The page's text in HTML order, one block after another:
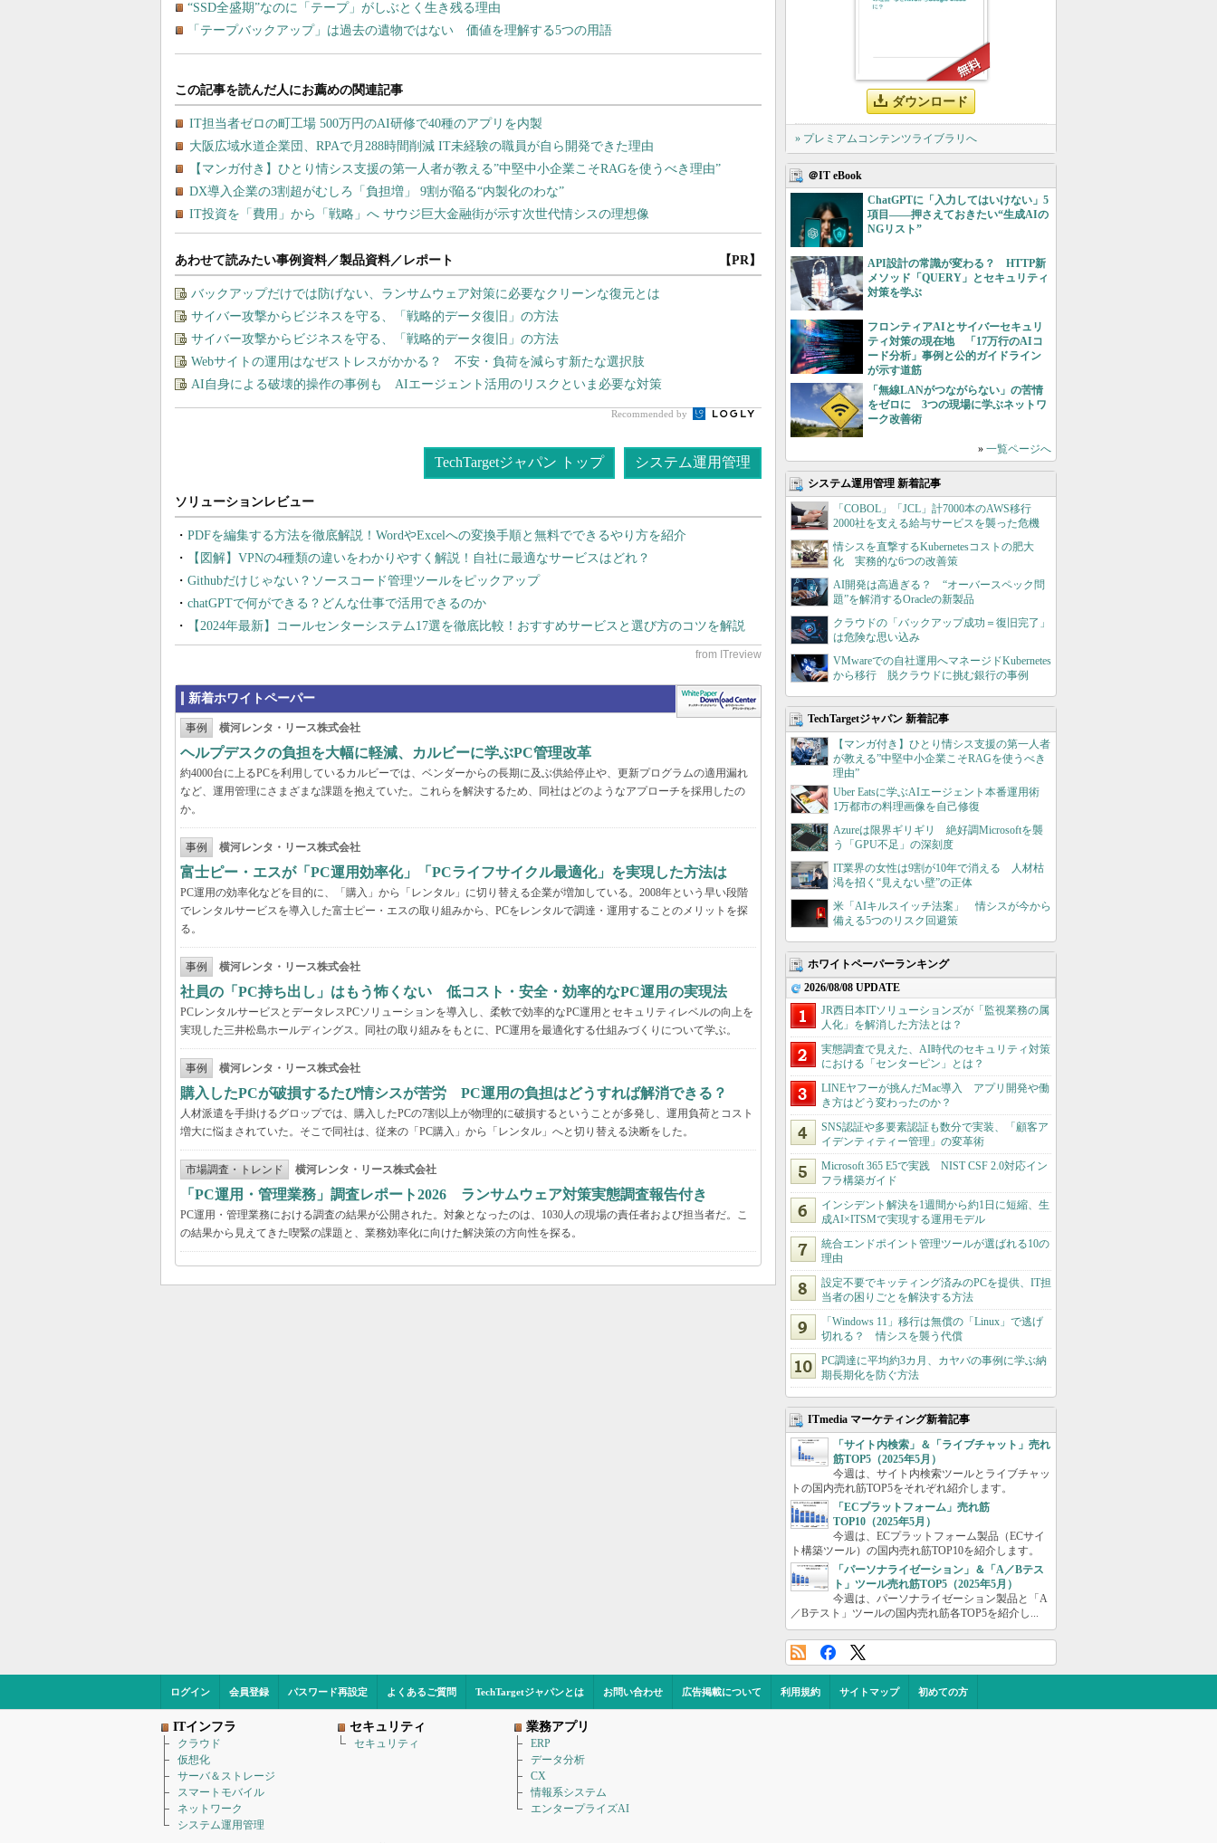
“SSD全盛期”なのに「テープ」がしぶとく生き残る理由
「テープバックアップ」は過去の遺物ではない 価値を理解する5つの用語
あわせて読みたい事例資料／製品資料／レポート 【PR】
バックアップだけでは防げない、ランサムウェア対策に必要なクリーンな復元とは
サイバー攻撃からビジネスを守る、「戦略的データ復旧」の方法
サイバー攻撃からビジネスを守る、「戦略的データ復旧」の方法
Webサイトの運用はなぜストレスがかかる？ 不安・負荷を減らす新たな選択肢
AI自身による破壊的操作の事例も AIエージェント活用のリスクといま必要な対策
Recommended by
TechTargetジャパン トップ システム運用管理
PDFを編集する方法を徹底解説！WordやExcelへの変換手順と無料でできるやり方を紹介
【図解】VPNの4種類の違いをわかりやすく解説！自社に最適なサービスはどれ？
Githubだけじゃない？ソースコード管理ツールをピックアップ
chatGPTで何ができる？どんな仕事で活用できるのか
【2024年最新】コールセンターシステム17選を徹底比較！おすすめサービスと選び方のコツを解説
新着ホワイトペーパー
事例 横河レンタ・リース株式会社
ヘルプデスクの負担を大幅に軽減、カルビーに学ぶPC管理改革
約4000台に上るPCを利用しているカルビーでは、ベンダーからの長期に及ぶ供給停止や、更新プログラムの適用漏れ
など、運用管理にさまざまな課題を抱えていた。これらを解決するため、同社はどのようなアプローチを採用したの
か。
事例 横河レンタ・リース株式会社
富士ピー・エスが「PC運用効率化」「PCライフサイクル最適化」を実現した方法は
PC運用の効率化などを目的に、「購入」から「レンタル」に切り替える企業が増加している。2008年という早い段階
でレンタルサービスを導入した富士ピー・エスの取り組みから、PCをレンタルで調達・運用することのメリットを探
る。
事例 横河レンタ・リース株式会社
社員の「PC持ち出し」はもう怖くない 低コスト・安全・効率的なPC運用の実現法
PCレンタルサービスとデータレスPCソリューションを導入し、柔軟で効率的なPC運用とセキュリティレベルの向上を
実現した三井松島ホールディングス。同社の取り組みをもとに、PC運用を最適化する仕組みづくりについて学ぶ。
事例 横河レンタ・リース株式会社
購入したPCが破損するたび情シスが苦労 PC運用の負担はどうすれば解消できる？
人材派遣を手掛けるグロップでは、購入したPCの7割以上が物理的に破損するということが多発し、運用負荷とコスト
増大に悩まされていた。そこで同社は、従来の「PC購入」から「レンタル」へと切り替える決断をした。
市場調査・トレンド 横河レンタ・リース株式会社
「PC運用・管理業務」調査レポート2026 ランサムウェア対策実態調査報告付き
PC運用・管理業務における調査の結果が公開された。対象となったのは、1030人の現場の責任者および担当者だ。こ
の結果から見えてきた喫緊の課題と、業務効率化に向けた解決策の方向性を探る。
ダウンロード
» プレミアムコンテンツライブラリへ
＠IT eBook
ChatGPTに「入力してはいけない」5
項目――押さえておきたい“生成AIの
NGリスト”
API設計の常識が変わる？ HTTP新
メソッド「QUERY」とセキュリティ
対策を学ぶ
フロンティアAIとサイバーセキュリ
ティ対策の現在地 「17万行のAIコ
ード分析」事例と公的ガイドライン
が示す道筋
「無線LANがつながらない」の苦情
をゼロに 3つの現場に学ぶネットワ
ーク改善術
» 一覧ページへ
システム運用管理 新着記事
「COBOL」「JCL」計7000本のAWS移行
2000社を支える給与サービスを襲った危機
情シスを直撃するKubernetesコストの肥大
化 実務的な6つの改善策
AI開発は高過ぎる？ “オーバースペック問
題”を解消するOracleの新製品
クラウドの「バックアップ成功＝復旧完了」
は危険な思い込み
VMwareでの自社運用へマネージドKubernetes
から移行 脱クラウドに挑む銀行の事例
TechTargetジャパン 新着記事
【マンガ付き】ひとり情シス支援の第一人者
が教える”中堅中小企業こそRAGを使うべき
理由”
Uber Eatsに学ぶAIエージェント本番運用術
1万都市の料理画像を自己修復
Azureは限界ギリギリ 絶好調Microsoftを襲
う「GPU不足」の深刻度
IT業界の女性は9割が10年で消える 人材枯
渇を招く“見えない壁”の正体
米「AIキルスイッチ法案」 情シスが今から
備える5つのリスク回避策
ホワイトペーパーランキング
2026/08/08 UPDATE
JR西日本ITソリューションズが「監視業務の属
人化」を解消した方法とは？
実態調査で見えた、AI時代のセキュリティ対策
における「センターピン」とは？
LINEヤフーが挑んだMac導入 アプリ開発や働
き方はどう変わったのか？
SNS認証や多要素認証も数分で実装、「顧客ア
イデンティティー管理」の変革術
Microsoft 365 E5で実践 NIST CSF 2.0対応イン
フラ構築ガイド
インシデント解決を1週間から約1日に短縮、生
成AI×ITSMで実現する運用モデル
統合エンドポイント管理ツールが選ばれる10の
理由
設定不要でキッティング済みのPCを提供、IT担
当者の困りごとを解決する方法
「Windows 11」移行は無償の「Linux」で逃げ
切れる？ 情シスを襲う代償
PC調達に平均約3カ月、カヤバの事例に学ぶ納
期長期化を防ぐ方法
ITmedia マーケティング新着記事
「サイト内検索」＆「ライブチャット」売れ
筋TOP5（2025年5月）
今週は、サイト内検索ツールとライブチャッ
トの国内売れ筋TOP5をそれぞれ紹介します。
「ECプラットフォーム」売れ筋
TOP10（2025年5月）
今週は、ECプラットフォーム製品（ECサイ
ト構築ツール）の国内売れ筋TOP10を紹介します。
「パーソナライゼーション」＆「A／Bテス
ト」ツール売れ筋TOP5（2025年5月）
今週は、パーソナライゼーション製品と「A
／Bテスト」ツールの国内売れ筋各TOP5を紹介し...
ログイン 会員登録 パスワード再設定 よくあるご質問 TechTargetジャパンとは お問い合わせ 広告掲載について 利用規約 サイトマップ 初めての方
ITインフラ
クラウド
仮想化
サーバ＆ストレージ
スマートモバイル
ネットワーク
システム運用管理
セキュリティ
セキュリティ
業務アプリ
ERP
データ分析
CX
情報系システム
エンタープライズAI